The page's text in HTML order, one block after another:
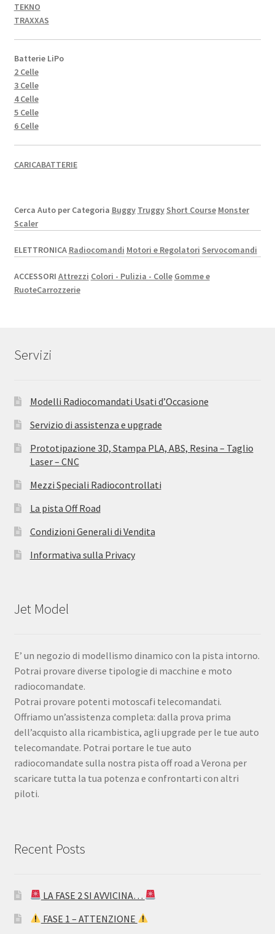
TEKNO
TRAXXAS
Batterie LiPo
2 Celle
3 Celle
4 Celle
5 Celle
6 Celle
CARICABATTERIE
Cerca Auto per Categoria Buggy Truggy Short Course Monster
Scaler
ELETTRONICA Radiocomandi Motori e Regolatori Servocomandi
ACCESSORI Attrezzi Colori - Pulizia - Colle Gomme e
RuoteCarrozzerie
Servizi
Modelli Radiocomandati Usati d’Occasione
Servizio di assistenza e upgrade
Prototipazione 3D, Stampa PLA, ABS, Resina – Taglio
Laser – CNC
Mezzi Speciali Radiocontrollati
La pista Off Road
Condizioni Generali di Vendita
Informativa sulla Privacy
Jet Model
E’ un negozio di modellismo dinamico con la pista intorno.
Potrai provare diverse tipologie di macchine e moto
radiocomandate.
Potrai provare potenti motoscafi telecomandati.
Offriamo un’assistenza completa: dalla prova prima
dell’acquisto alla ricambistica, agli upgrade per le tue auto
telecomandate. Potrai portare le tue auto
radiocomandate sulla nostra pista off road a Verona per
scaricare tutta la tua potenza e confrontarti con altri
piloti.
Recent Posts
LA FASE 2 SI AVVICINA…
FASE 1 – ATTENZIONE